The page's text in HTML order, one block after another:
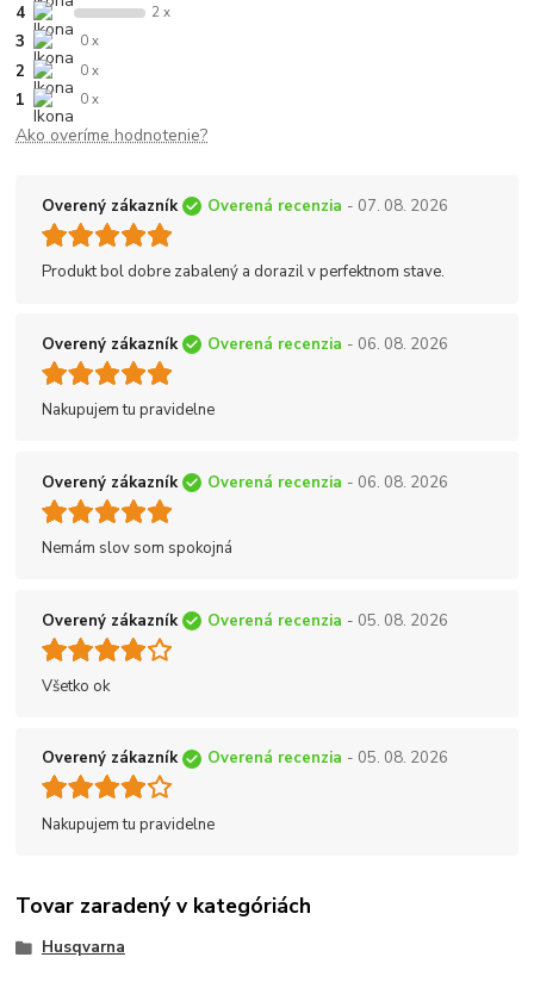
4 2 x
3 0 x
2 0 x
1 0 x
Ako overíme hodnotenie?
Overený zákazník Overená recenzia - 07. 08. 2026
Produkt bol dobre zabalený a dorazil v perfektnom stave.
Overený zákazník Overená recenzia - 06. 08. 2026
Nakupujem tu pravidelne
Overený zákazník Overená recenzia - 06. 08. 2026
Nemám slov som spokojná
Overený zákazník Overená recenzia - 05. 08. 2026
Všetko ok
Overený zákazník Overená recenzia - 05. 08. 2026
Nakupujem tu pravidelne
Tovar zaradený v kategóriách
Husqvarna